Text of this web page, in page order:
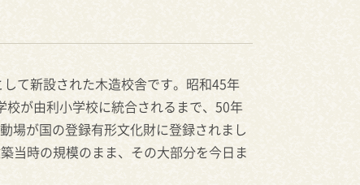
て新設された木造校舎です。昭和45年
校が由利小学校に統合されるまで、50年
場が国の登録有形文化財に登録されまし
当時の規模のまま、その大部分を今日ま